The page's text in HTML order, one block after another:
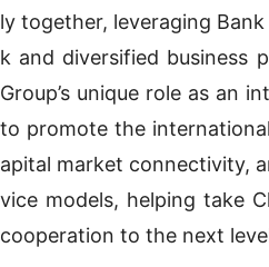
ly together, leveraging
k and diversified business
Group’s unique role as an
to promote the
apital market connectivity,
vice models, helping take
cooperation to the next